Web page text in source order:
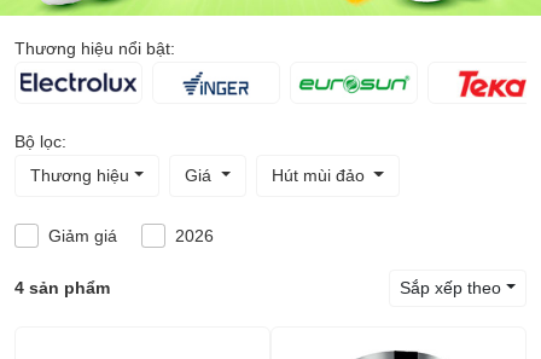
Thương hiệu nổi bật:
Bộ lọc:
Thương hiệu
Giá Hút mùi đảo
Giảm giá 2026
4 sản phẩm Sắp xếp theo